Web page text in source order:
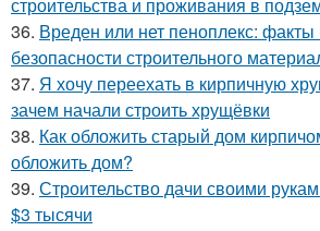
36. Вреден или нет пеноплекс:
безопасности строительного
37. Я хочу переехать в кирпичную
зачем начали строить хрущёвки
38. Как обложить старый дом
обложить дом?
39. Строительство дачи своими
$3 тысячи